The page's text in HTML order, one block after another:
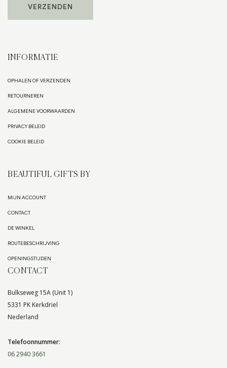
INFORMATIE
OPHALEN OF VERZENDEN
RETOURNEREN
ALGEMENE VOORWAARDEN
PRIVACY BELEID
COOKIE BELEID
BEAUTIFUL GIFTS BY
MIJN ACCOUNT
CONTACT
DE WINKEL
ROUTEBESCHRIJVING
OPENINGSTIJDEN
CONTACT
Bulkseweg 15A (Unit 1)
5331 PK Kerkdriel
Nederland
Telefoonnummer:
06 2940 3661